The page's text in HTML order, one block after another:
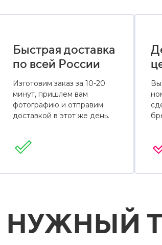
Быстрая доставка
по всей России
Изготовим заказ за 10-20
минут, пришлем вам
фотографию и отправим
доставкой в этот же день.
НУЖНЫЙ